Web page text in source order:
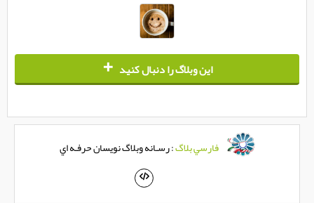
اين وبلاگ را دنبال كنيد+
فارسي بلاگ: رسـانه وبلاگ نويسان حرفـه اي